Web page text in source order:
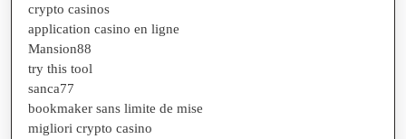
crypto casinos
application casino en ligne
Mansion88
try this tool
sanca77
bookmaker sans limite de mise
migliori crypto casino